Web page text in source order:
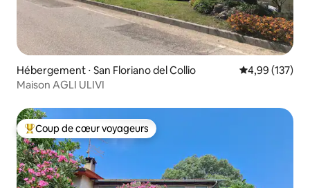
Hébergement ⋅ San Floriano del Collio Évaluation
4,99 (137)
Maison AGLI ULIVI
Coups de cœur voyageurs les plus appréciés
Coup de cœur voyageurs